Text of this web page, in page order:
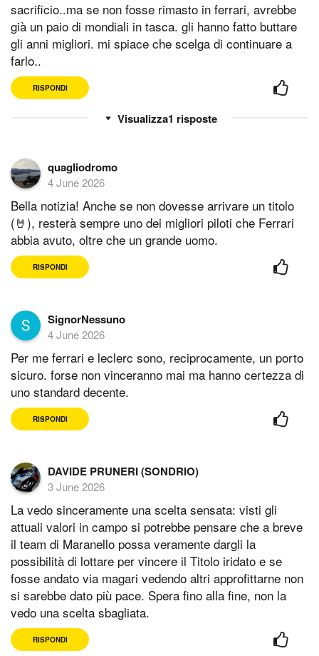
sacrificio..ma se non fosse rimasto in ferrari, avrebbe
già un paio di mondiali in tasca. gli hanno fatto buttare
gli anni migliori. mi spiace che scelga di continuare a
farlo..
RISPONDI
1 risposte
quagliodromo
4 June 2026
Bella notizia! Anche se non dovesse arrivare un titolo
(🤘), resterà sempre uno dei migliori piloti che Ferrari
abbia avuto, oltre che un grande uomo.
RISPONDI
SignorNessuno
4 June 2026
Per me ferrari e leclerc sono, reciprocamente, un porto
sicuro. forse non vinceranno mai ma hanno certezza di
uno standard decente.
RISPONDI
DAVIDE PRUNERI (SONDRIO)
3 June 2026
La vedo sinceramente una scelta sensata: visti gli
attuali valori in campo si potrebbe pensare che a breve
il team di Maranello possa veramente dargli la
possibilità di lottare per vincere il Titolo iridato e se
fosse andato via magari vedendo altri approfittarne non
si sarebbe dato più pace. Spera fino alla fine, non la
vedo una scelta sbagliata.
RISPONDI